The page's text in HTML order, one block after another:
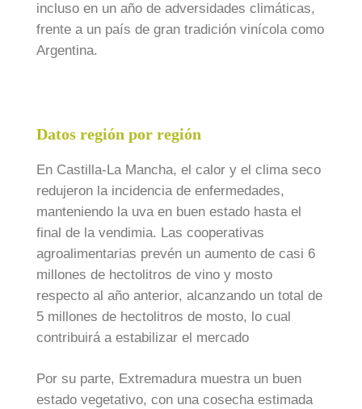
incluso en un año de adversidades climáticas,
frente a un país de gran tradición vinícola como
Argentina.
Datos región por región
En Castilla-La Mancha, el calor y el clima seco
redujeron la incidencia de enfermedades,
manteniendo la uva en buen estado hasta el
final de la vendimia. Las cooperativas
agroalimentarias prevén un aumento de casi 6
millones de hectolitros de vino y mosto
respecto al año anterior, alcanzando un total de
5 millones de hectolitros de mosto, lo cual
contribuirá a estabilizar el mercado
Por su parte, Extremadura muestra un buen
estado vegetativo, con una cosecha estimada